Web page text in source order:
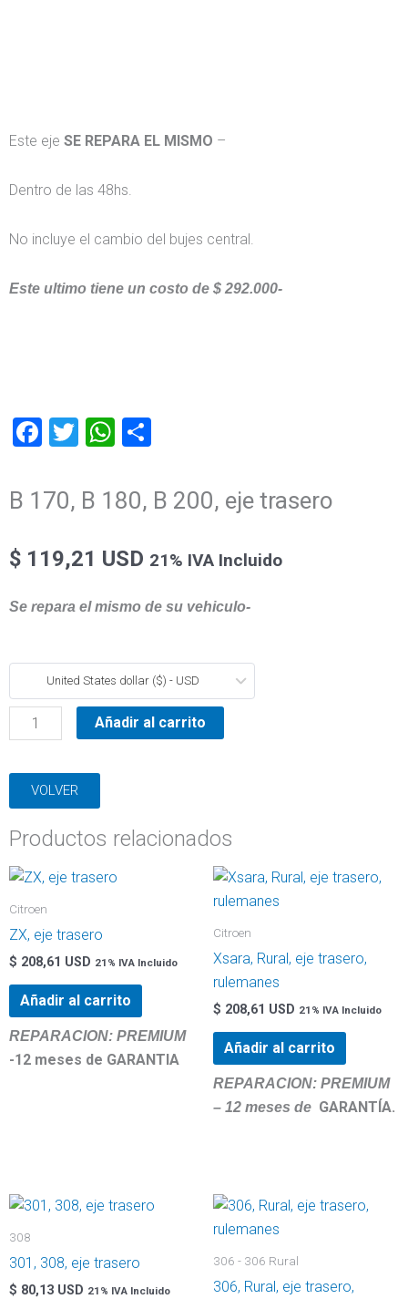
Este eje SE REPARA EL MISMO –
Dentro de las 48hs.
No incluye el cambio del bujes central.
Este ultimo tiene un costo de $ 292.000-
Facebook
TwitterWhatsApp
B 170, B 180, B 200, eje trasero
$ 119,21 USD 21% IVA Incluido
Se repara el mismo de su vehiculo-
United States dollar ($) - USD
170,
180,
200,
trasero
cantidad
Añadir al carrito
VOLVER
Productos relacionados
Citroen
ZX, eje trasero
$ 208,61 USD 21% IVA Incluido
Añadir al carrito
REPARACION: PREMIUM
-12 meses de GARANTIA
Citroen
Xsara, Rural, eje trasero,
rulemanes
$ 208,61 USD 21% IVA Incluido
Añadir al carrito
REPARACION: PREMIUM
– 12 meses de GARANTÍA.
308
301, 308, eje trasero
$ 80,13 USD 21% IVA Incluido
306 - 306 Rural
306, Rural, eje trasero,